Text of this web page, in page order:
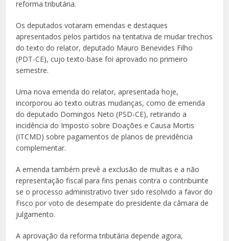
reforma tributária.
Os deputados votaram emendas e destaques
apresentados pelos partidos na tentativa de mudar trechos
do texto do relator, deputado Mauro Benevides Filho
(PDT-CE), cujo texto-base foi aprovado no primeiro
semestre.
Uma nova emenda do relator, apresentada hoje,
incorporou ao texto outras mudanças, como de emenda
do deputado Domingos Neto (PSD-CE), retirando a
incidência do Imposto sobre Doações e Causa Mortis
(ITCMD) sobre pagamentos de planos de previdência
complementar.
A emenda também prevê a exclusão de multas e a não
representação fiscal para fins penais contra o contribuinte
se o processo administrativo tiver sido resolvido a favor do
Fisco por voto de desempate do presidente da câmara de
julgamento.
A aprovação da reforma tributária depende agora,